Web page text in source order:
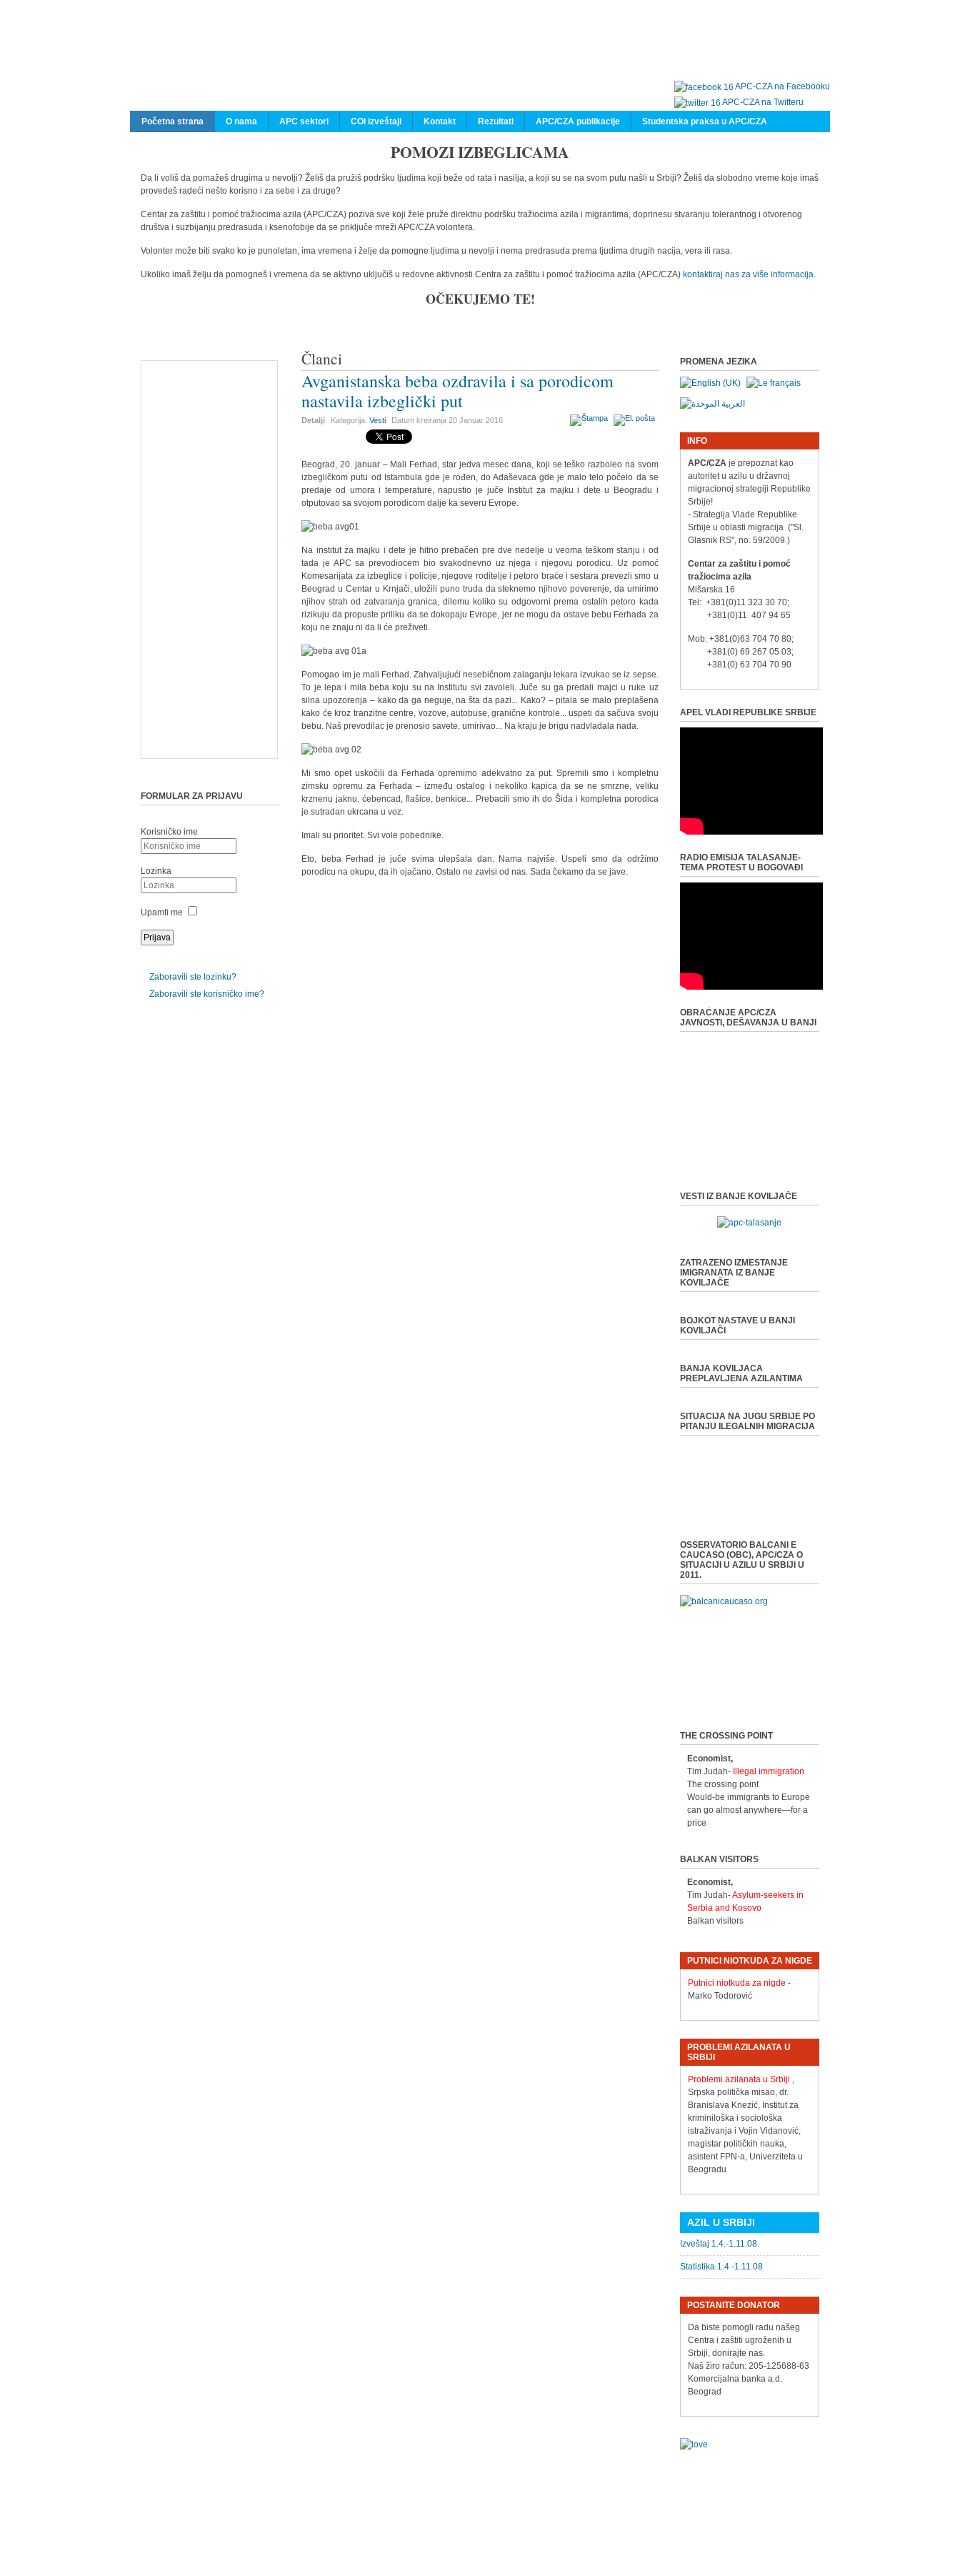
APC-CZA na Facebooku
APC-CZA na Twitteru
Početna strana
O nama APC sektori COI izveštaji Kontakt Rezultati APC/CZA publikacije Studentska praksa u APC/CZA
POMOZI IZBEGLICAMA
Da li voliš da pomažeš drugima u nevolji? Želiš da pružiš podršku ljudima koji beže od rata i nasilja, a koji su se na svom putu našli u Srbiji? Želiš da slobodno vreme koje imaš
provedeš radeći nešto korisno i za sebe i za druge?
Centar za zaštitu i pomoć tražiocima azila (APC/CZA) poziva sve koji žele pruže direktnu podršku tražiocima azila i migrantima, doprinesu stvaranju tolerantnog i otvorenog
društva i suzbijanju predrasuda i ksenofobije da se priključe mreži APC/CZA volontera.
Volonter može biti svako ko je punoletan, ima vremena i želje da pomogne ljudima u nevolji i nema predrasuda prema ljudima drugih nacija, vera ili rasa.
Ukoliko imaš želju da pomogneš i vremena da se aktivno uključiš u redovne aktivnosti Centra za zaštitu i pomoć tražiocima azila (APC/CZA) kontaktiraj nas za više informacija.
OČEKUJEMO TE!
Članci
Avganistanska beba ozdravila i sa porodicom
nastavila izbeglički put
Detalji Kategorija:Vesti Datum kreiranja20 Januar 2016
Beograd, 20. januar – Mali Ferhad, star jedva mesec dana, koji se teško razboleo na svom
izbegličkom putu od Istambula gde je rođen, do Adaševaca gde je malo telo počelo da se
predaje od umora i temperature, napustio je juče Institut za majku i dete u Beogradu i
otputovao sa svojom porodicom dalje ka severu Evrope.
Na institut za majku i dete je hitno prebačen pre dve nedelje u veoma teškom stanju i od
tada je APC sa prevodiocem bio svakodnevno uz njega i njegovu porodicu. Uz pomoć
Komesarijata za izbeglice i policije, njegove roditelje i petoro braće i sestara prevezli smo u
Beograd u Centar u Krnjači, uložili puno truda da steknemo njihovo poverenje, da umirimo
njihov strah od zatvaranja granica, dilemu koliko su odgovorni prema ostalih petoro kada
rizikuju da propuste priliku da se dokopaju Evrope, jer ne mogu da ostave bebu Ferhada za
koju ne znaju ni da li će preživeti.
Pomogao im je mali Ferhad. Zahvaljujući nesebičnom zalaganju lekara izvukao se iz sepse.
To je lepa i mila beba koju su na Institutu svi zavoleli. Juče su ga predali majci u ruke uz
silna upozorenja – kako da ga neguje, na šta da pazi... Kako? – pitala se malo preplašena
kako će kroz tranzitne centre, vozove, autobuse, granične kontrole... uspeti da sačuva svoju
bebu. Naš prevodilac je prenosio savete, umirivao... Na kraju je brigu nadvladala nada.
Mi smo opet uskočili da Ferhada opremimo adekvatno za put. Spremili smo i kompletnu
zimsku opremu za Ferhada – između ostalog i nekoliko kapica da se ne smrzne, veliku
krznenu jaknu, ćebencad, flašice, benkice... Prebacili smo ih do Šida i kompletna porodica
je sutradan ukrcana u voz.
Imali su prioritet. Svi vole pobednike.
Eto, beba Ferhad je juče svima ulepšala dan. Nama najviše. Uspeli smo da održimo
porodicu na okupu, da ih ojačano. Ostalo ne zavisi od nas. Sada čekamo da se jave.
FORMULAR ZA PRIJAVU
Korisničko ime
Lozinka
Upamti me
Zaboravili ste lozinku?
Zaboravili ste korisničko ime?
PROMENA JEZIKA
INFO
APC/CZAje prepoznat kao
autoritet u azilu u državnoj
migracionoj strategiji Republike
Srbije!
- Strategija Vlade Republike
Srbije u oblasti migracija ("Sl.
Glasnik RS", no. 59/2009.)
Centar za zaštitu i pomoć
tražiocima azila
Mišarska 16
Tel: +381(0)11 323 30 70;
+381(0)11 407 94 65
Mob: +381(0)63 704 70 80;
+381(0) 69 267 05 03;
+381(0) 63 704 70 90
APEL VLADI REPUBLIKE SRBIJE
RADIO EMISIJA TALASANJE-
TEMA PROTEST U BOGOVAĐI
OBRAĆANJE APC/CZA
JAVNOSTI, DEŠAVANJA U BANJI
VESTI IZ BANJE KOVILJAČE
ZATRAZENO IZMESTANJE
IMIGRANATA IZ BANJE
KOVILJAČE
BOJKOT NASTAVE U BANJI
KOVILJAČI
BANJA KOVILJACA
PREPLAVLJENA AZILANTIMA
SITUACIJA NA JUGU SRBIJE PO
PITANJU ILEGALNIH MIGRACIJA
OSSERVATORIO BALCANI E
CAUCASO (OBC), APC/CZA O
SITUACIJI U AZILU U SRBIJI U
2011.
THE CROSSING POINT
Economist,
Tim Judah-
Illegal immigration
The crossing point
Would-be immigrants to Europe
can go almost anywhere—for a
price
BALKAN VISITORS
Economist,
Tim Judah-Asylum-seekers in
Serbia and Kosovo
Balkan visitors
PUTNICI NIOTKUDA ZA NIGDE
Putnici niotkuda za nigde -
Marko Todorović
PROBLEMI AZILANATA U
SRBIJI
Problemi azilanata u Srbiji ,
Srpska politička misao, dr.
Branislava Knezić, Institut za
kriminiloška i sociološka
istraživanja i Vojin Vidanović,
magistar političkih nauka,
asistent FPN-a, Univerziteta u
Beogradu
AZIL U SRBIJI
Izveštaj 1.4.-1.11.08.
Statistika 1.4 -1.11.08
POSTANITE DONATOR
Da biste pomogli radu našeg
Centra i zaštiti ugroženih u
Srbiji, donirajte nas.
Naš žiro račun: 205-125688-63
Komercijalna banka a.d.
Beograd